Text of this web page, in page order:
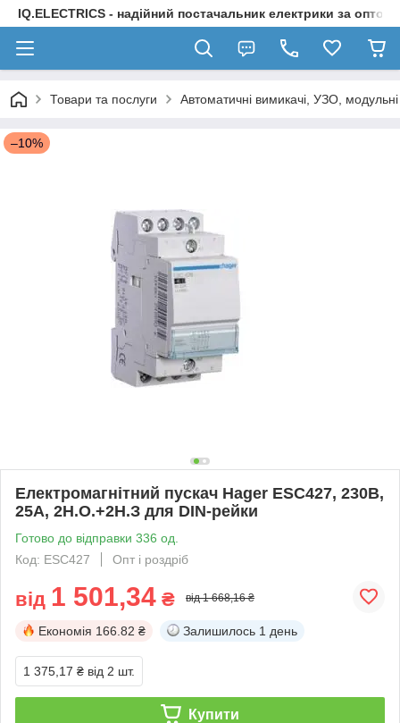
IQ.ELECTRICS - надійний постачальник електрики за
Товари та послуги Автоматичні вимикачі, УЗО,
–10%
Електромагнітний пускач Hager ESC427, 230В,
25А, 2Н.О.+2Н.З для DIN-рейки
Готово до відправки 336 од.
Код: ESC427
Опт і роздріб
від 1 501,34 ₴ від 1 668,16 ₴
Економія 166.82 ₴ Залишилось 1 день
1 375,17 ₴ від 2 шт.
Купити